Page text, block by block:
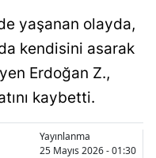
yaşanan olayda,
kendisini asarak
Erdoğan Z.,
kaybetti.
Yayınlanma
25 Mayıs 2026 - 01:30